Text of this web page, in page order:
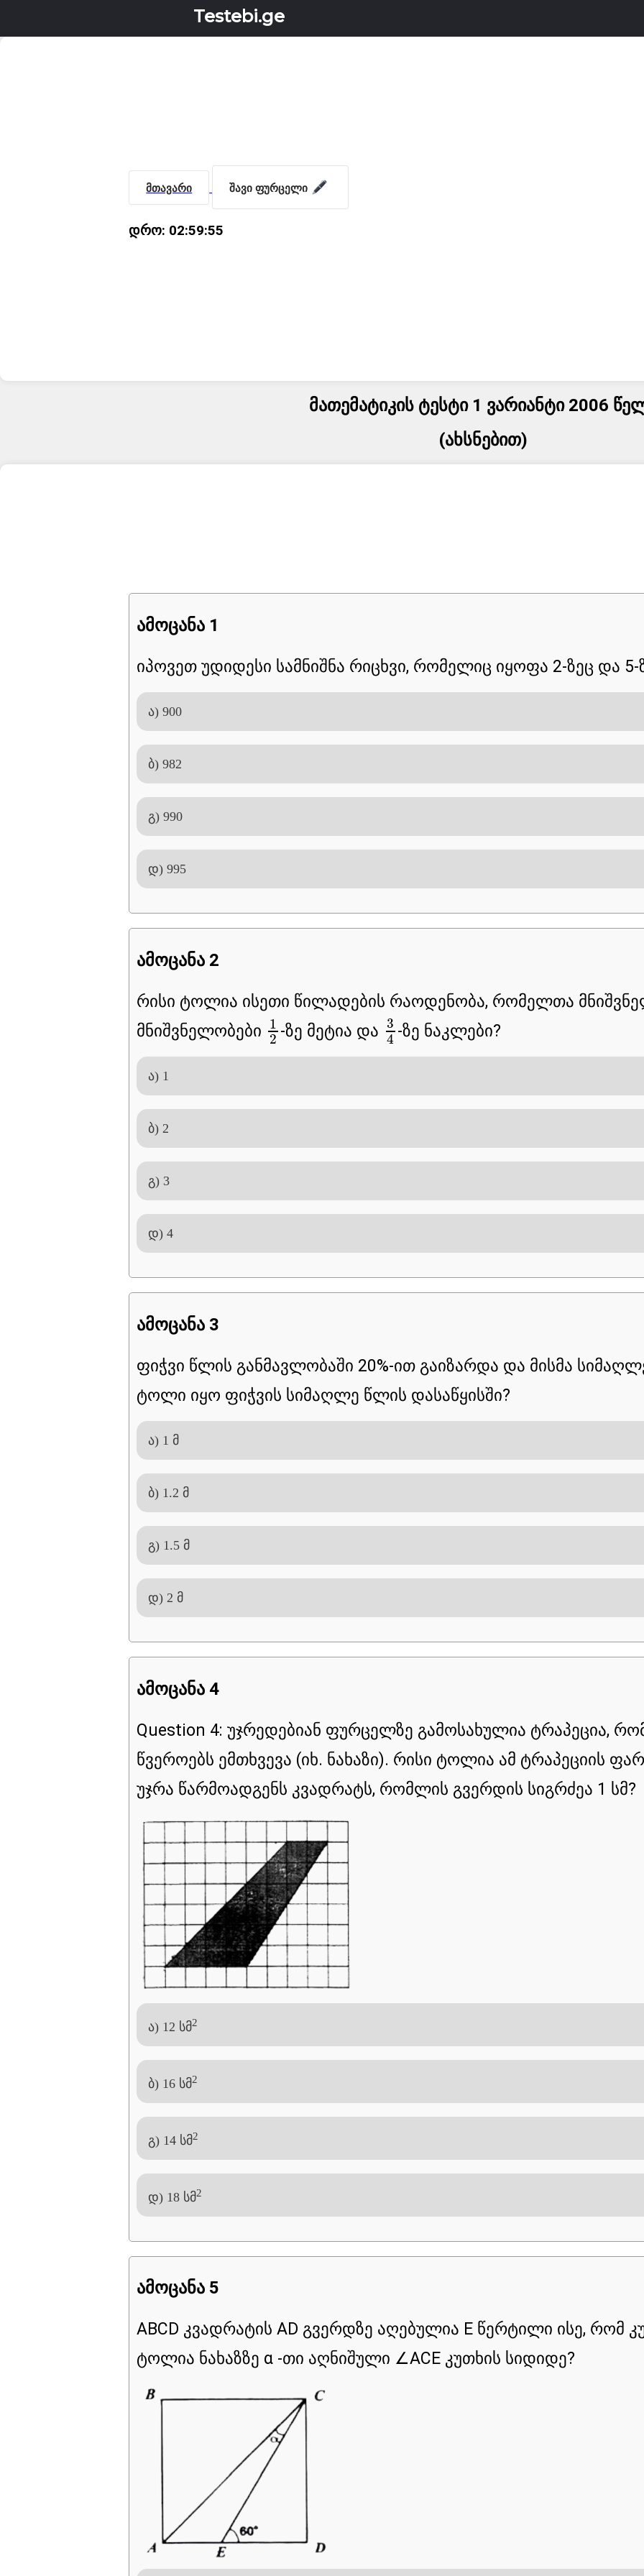
Testebi.ge
მთავარი შავი ფურცელი
დრო: 02:59:54
მათემატიკის ტესტი 1 ვარიანტი 2006
(ახსნებით)
ამოცანა 1
იპოვეთ უდიდესი სამნიშნა რიცხვი, რომელიც იყოფა 2-ზეც და 5-
ა) 900
ბ) 982
გ) 990
დ) 995
ამოცანა 2
რისი ტოლია ისეთი წილადების რაოდენობა, რომელთა
მნიშვნელობები 1
2
1 2
-ზე მეტია და 3
4
3 4
-ზე ნაკლები?
ა) 1
ბ) 2
გ) 3
დ) 4
ამოცანა 3
ფიჭვი წლის განმავლობაში 20%-ით გაიზარდა და მისმა
ტოლი იყო ფიჭვის სიმაღლე წლის დასაწყისში?
ა) 1 მ
ბ) 1.2 მ
გ) 1.5 მ
დ) 2 მ
ამოცანა 4
Question 4: უჯრედებიან ფურცელზე გამოსახულია ტრაპეცია,
წვეროებს ემთხვევა (იხ. ნახაზი). რისი ტოლია ამ ტრაპეციის
უჯრა წარმოადგენს კვადრატს, რომლის გვერდის სიგრძეა 1 სმ?
ა) 12 სმ2
ბ) 16 სმ2
გ) 14 სმ2
დ) 18 სმ2
ამოცანა 5
ABCD კვადრატის AD გვერდზე აღებულია E წერტილი ისე, რომ
ტოლია ნახაზზე α -თი აღნიშული ∠ACE კუთხის სიდიდე?